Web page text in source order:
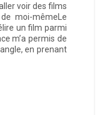
voir des films
moi-mêmeLe
un film parmi
m’a permis de
en prenant